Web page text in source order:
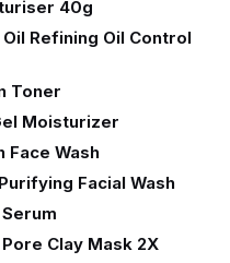
40g
Oil Refining Oil Control
Toner
Moisturizer
Face Wash
Facial Wash
Clay Mask 2X